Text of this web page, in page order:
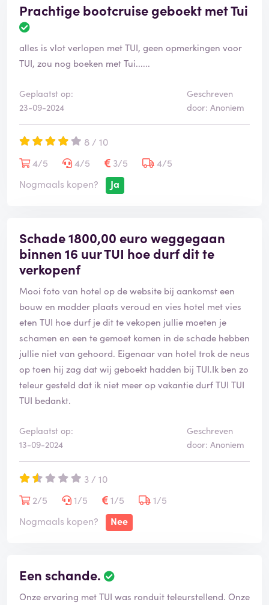
Prachtige bootcruise geboekt met Tui
alles is vlot verlopen met TUI, geen opmerkingen voor
TUI, zou nog boeken met Tui......
Geplaatst op:
23-09-2024
Geschreven
door: Anoniem
8 / 10
4/5
4/5 3/5
4/5
Nogmaals kopen?
Ja
Schade 1800,00 euro weggegaan
binnen 16 uur TUI hoe durf dit te
verkopenf
Mooi foto van hotel op de website bij aankomst een
bouw en modder plaats veroud en vies hotel met vies
eten TUI hoe durf je dit te vekopen jullie moeten je
schamen en een te gemoet komen in de schade hebben
jullie niet van gehoord. Eigenaar van hotel trok de neus
op toen hij zag dat wij geboekt hadden bij TUI.Ik ben zo
teleur gesteld dat ik niet meer op vakantie durf TUI TUI
TUI bedankt.
Geplaatst op:
13-09-2024
Geschreven
door: Anoniem
3 / 10
2/5
1/5 1/5
1/5
Nogmaals kopen?
Nee
Een schande.
Onze ervaring met TUI was ronduit teleurstellend. Onze